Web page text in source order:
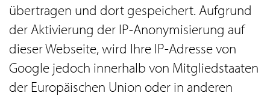
übertragen und dort gespeichert. Aufgrund
der Aktivierung der IP-Anonymisierung auf
dieser Webseite, wird Ihre IP-Adresse von
Google jedoch innerhalb von Mitgliedstaaten
der Europäischen Union oder in anderen